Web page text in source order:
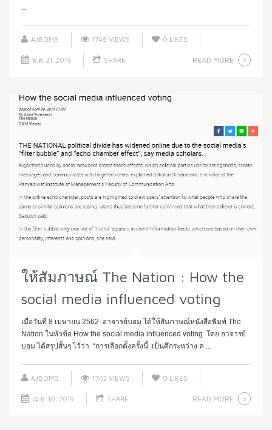
AJBOMB 1745 VIEWS 0 LIKES
พ.ค. 21, 2019 SHARE READ MORE
ให้สัมภาษณ์ The Nation : How the
social media influenced voting
เมื่อวันที่ 8 เมษายน 2562 อาจารย์บอม ได้ให้สัมภาษณ์หนังสือพิมพ์ The
Nation ในหัวข้อ How the social media influenced voting โดย อาจารย์
บอม ได้สรุปสั้นๆ ไว้ว่า “การเลือกตั้งครั้งนี้ เป็นศึกระหว่าง ค ...
AJBOMB 1702 VIEWS 0 LIKES
เม.ย. 10, 2019 SHARE READ MORE